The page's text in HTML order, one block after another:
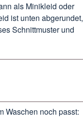
als Minikleid oder
ist unten abgerundet,
Schnittmuster und
Waschen noch passt: